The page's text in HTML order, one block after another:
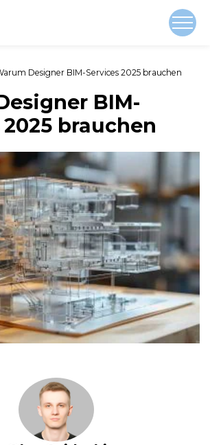
Designer BIM-Services 2025 brauchen
BIM-
brauchen